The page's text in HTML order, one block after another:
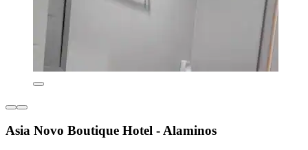
Asia Novo Boutique Hotel - Alaminos